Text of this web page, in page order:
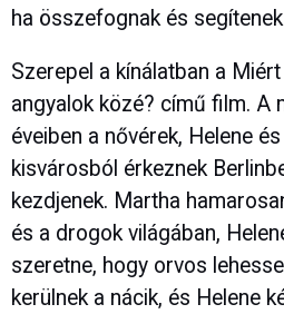
ha összefognak és
Szerepel a kínálatban a
angyalok közé? című film. A
éveiben a nővérek, Helene
kisvárosból érkeznek
kezdjenek. Martha
és a drogok világában,
szeretne, hogy orvos
kerülnek a nácik, és Helene